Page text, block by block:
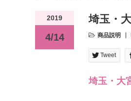
2019
4/14
埼玉・
商品説明
Tweet
埼玉・大